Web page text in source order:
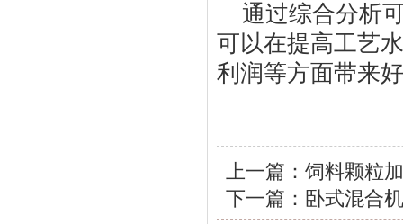
通过综合分析
可以在提高工艺
利润等方面带来
上一篇： 饲料颗粒
下一篇： 卧式混合